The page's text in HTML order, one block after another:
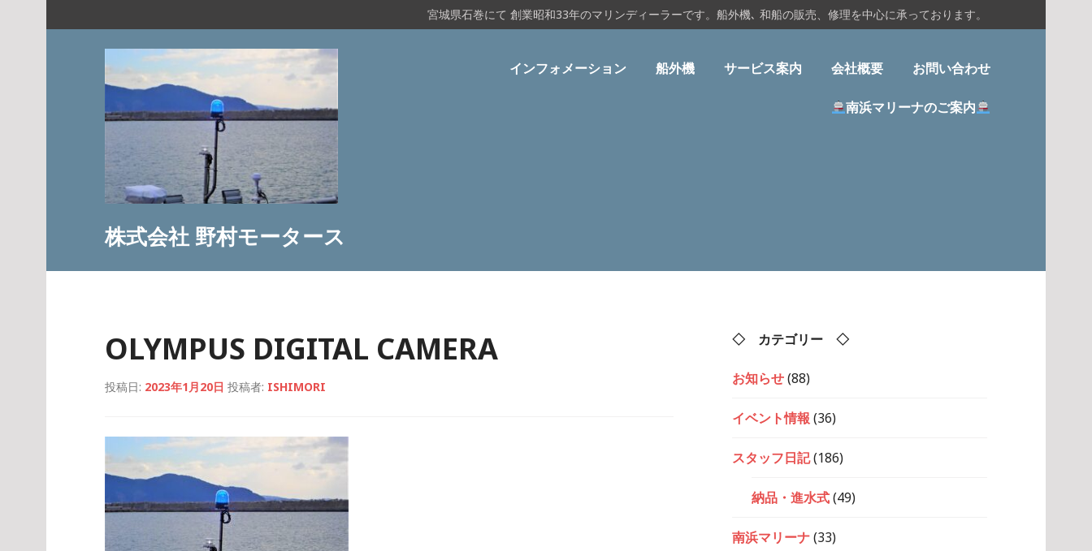
ン
宮城県石巻にて 創業昭和33年のマリンディーラーです。船外機､ 和船の販売、修理を中心に承っております。
株式会社 野村モータース
インフォメーション 船外機 サービス案内 会社概要 お問い合わせ
南浜マリーナのご案内
OLYMPUS DIGITAL CAMERA
投稿日: 2023年1月20日 投稿者: ISHIMORI
◇ カテゴリー ◇
お知らせ(88)
イベント情報 (36)
スタッフ日記(186)
納品・進水式(49)
南浜マリーナ(33)